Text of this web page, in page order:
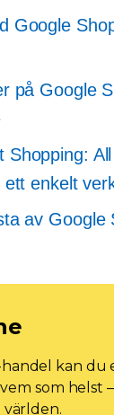
Google
på Google
Shopping:
enkelt
av Google
kan du
som helst